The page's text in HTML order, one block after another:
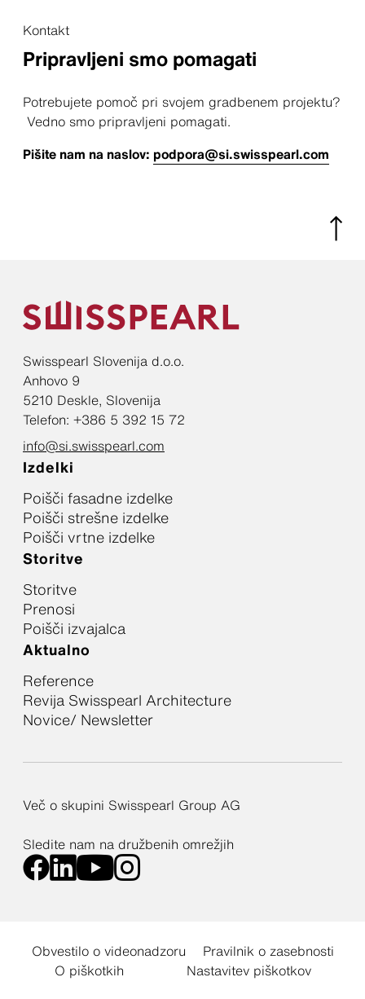
Kontakt
Pripravljeni smo pomagati
Potrebujete pomoč pri svojem gradbenem projektu?
Vedno smo pripravljeni pomagati.
Pišite nam na naslov: podpora@si.swisspearl.com
Swisspearl Slovenija d.o.o.
Anhovo 9
5210 Deskle, Slovenija
Telefon: +386 5 392 15 72
info@si.swisspearl.com
Izdelki
Poišči fasadne izdelke
Poišči strešne izdelke
Poišči vrtne izdelke
Storitve
Storitve
Prenosi
Poišči izvajalca
Aktualno
Reference
Revija Swisspearl Architecture
Novice/ Newsletter
Več o skupini Swisspearl Group AG
Sledite nam na družbenih omrežjih
Obvestilo o videonadzoru
Pravilnik o zasebnosti
O piškotkih
Nastavitev piškotkov